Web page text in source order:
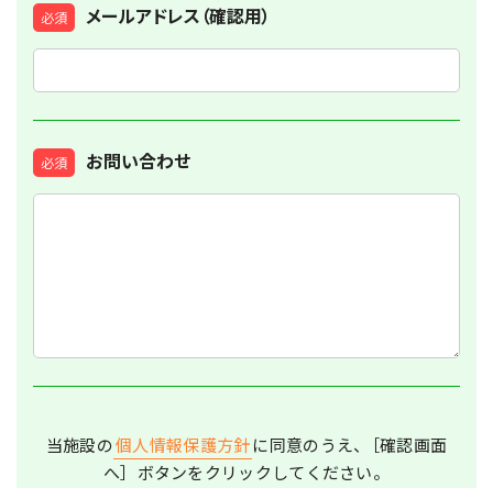
必須 メールアドレス（確認用）
必須 お問い合わせ
当施設の個人情報保護方針に同意のうえ、 ［確認画面
へ］ボタンをクリックしてください。